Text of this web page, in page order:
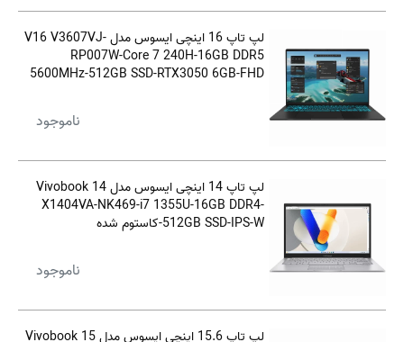
لپ تاپ 16 اینچی ایسوس مدل V16 V3607VJ-
RP007W-Core 7 240H-16GB DDR5
5600MHz-512GB SSD-RTX3050 6GB-FHD
ناموجود
لپ تاپ 14 اینچی ایسوس مدل Vivobook 14
X1404VA-NK469-i7 1355U-16GB DDR4-
512GB SSD-IPS-W-کاستوم شده
ناموجود
لپ تاپ 15.6 اینچی ایسوس مدل Vivobook 15